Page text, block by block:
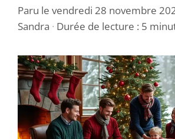
Paru le vendredi 28 novembre
Sandra · Durée de lecture : 5